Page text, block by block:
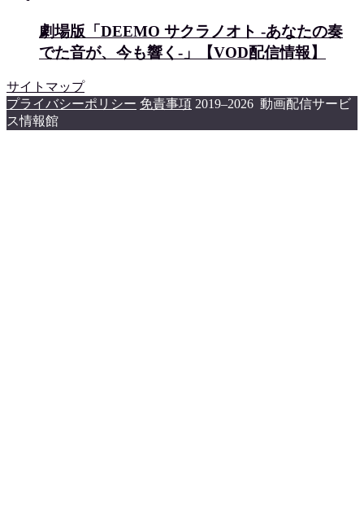
劇場版「DEEMO サクラノオト -あなたの奏
でた音が、今も響く-」【VOD配信情報】
サイトマップ
プライバシーポリシー 免責事項 2019–2026 動画配信サービ
ス情報館